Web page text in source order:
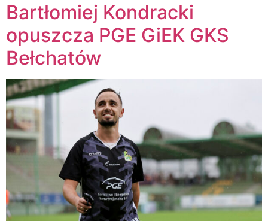
Bartłomiej Kondracki
opuszcza PGE GiEK GKS
Bełchatów